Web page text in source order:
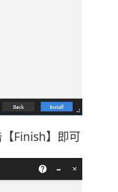
Finish】即可